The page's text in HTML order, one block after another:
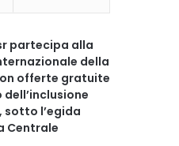
partecipa alla
della
offerte gratuite
sotto l’egida
Centrale